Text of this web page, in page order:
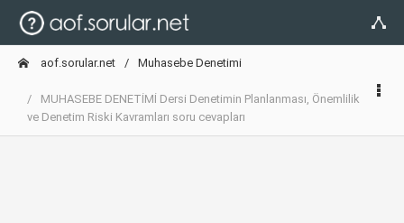
aof.sorular.net Muhasebe Denetimi
MUHASEBE DENETİMİ Dersi Denetimin Planlanması, Önemlilik
ve Denetim Riski Kavramları soru cevapları